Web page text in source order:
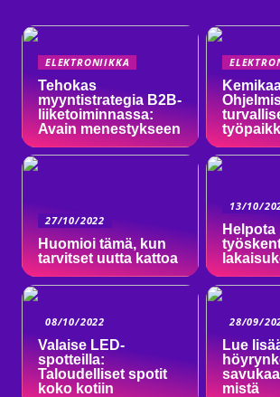
ELEKTRONIIKKA
Tehokas
myyntistrategia B2B-
liiketoiminnassa:
Avain menestykseen
27/10/2022
Huomioi tämä, kun
tarvitset uutta kattoa
13/10/
Helpota
08/10/2022
Valaise LED-
spotteilla:
Taloudelliset spotit
koko kotiin
28/09/
Lue
mistä